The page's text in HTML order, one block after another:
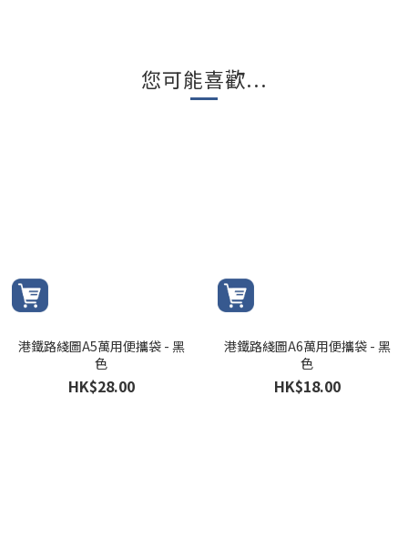
您可能喜歡...
港鐵路綫圖A5萬用便攜袋 - 黑
色
HK$28.00
港鐵路綫圖A6萬用便攜袋 - 黑
色
HK$18.00